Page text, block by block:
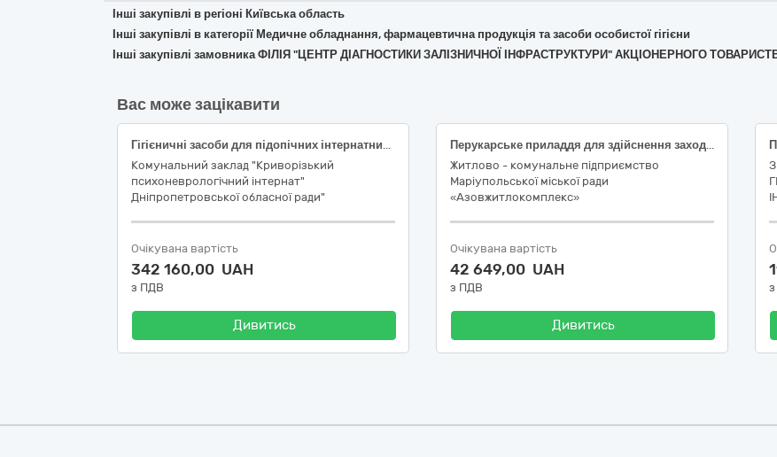
Інші закупівлі в регіоні Київська область
Інші закупівлі в категорії Медичне обладнання, фармацевтична продукція та засоби особистої гігієни
Інші закупівлі замовника ФІЛІЯ "ЦЕНТР ДІАГНОСТИКИ ЗАЛІЗНИЧНОЇ ІНФРАСТРУКТУРИ" АКЦІОНЕРНОГО
Вас може зацікавити
Гігієничні засоби для підопічних інтернатних установ/закладів системи соціального захисту населення.
Комунальний заклад "Криворізький
психоневрологічний інтернат"
Дніпропетровської обласної ради"
Очікувана вартість
342 160,00 UAH
з ПДВ
Дивитись
Перукарське приладдя для здійснення заходів з підтримки внутрішньо-переміщених та/або евакуйованих осіб, які в подальшому будуть використані для організації надання побутових послуг внутрішньо-переміщеним та/або евакуйованим особам
Житлово - комунальне підприємство
Маріупольської міської ради
«Азовжитлокомплекс»
Очікувана вартість
42 649,00 UAH
з ПДВ
Дивитись